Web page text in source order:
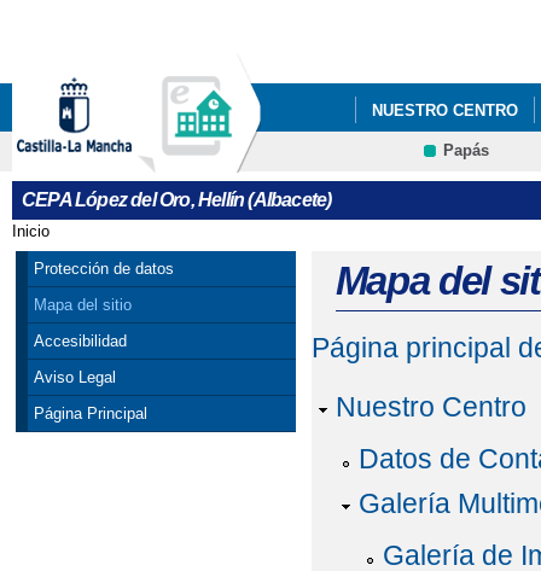
NUESTRO CENTRO
DEPARTAMENTOS
Papás
CEPA López del Oro, Hellín (Albacete)
Se encuentra usted aquí
Inicio
Protección de datos
Mapa del sitio
Accesibilidad
Aviso Legal
Página Principal
Mapa del
Página principal
Nuestro Centro
Datos de
Galería
Galería de